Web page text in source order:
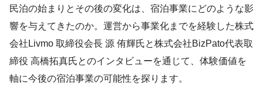
民泊の始まりとその後の変化は、宿泊事業にどのような影
響を与えてきたのか。運営から事業化までを経験した株式
会社Livmo 取締役会長 源 侑輝氏と株式会社BizPato代表取
締役 高橋拓真氏とのインタビューを通じて、体験価値を
軸に今後の宿泊事業の可能性を探ります。